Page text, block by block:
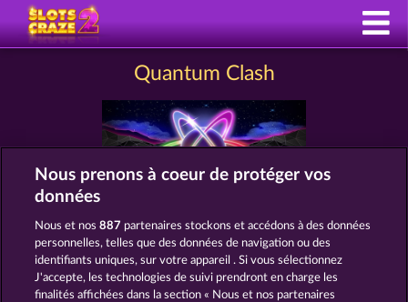
Quantum Clash
CGU Charte de confidentialité
Mentions légales Société FAQ
Nous prenons à coeur de protéger vos
données
Nous et nos887 partenaires stockons et accédons à des données
personnelles, telles que des données de navigation ou des
identifiants uniques, sur votre appareil . Si vous sélectionnez
J'accepte, les technologies de suivi prendront en charge les
finalités affichées dans la section « Nous et nos partenaires